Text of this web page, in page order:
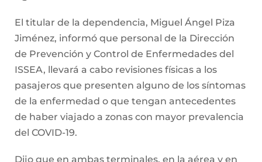
El titular de la dependencia, Miguel Ángel Piza
Jiménez, informó que personal de la Dirección
de Prevención y Control de Enfermedades del
ISSEA, llevará a cabo revisiones físicas a los
pasajeros que presenten alguno de los síntomas
de la enfermedad o que tengan antecedentes
de haber viajado a zonas con mayor prevalencia
del COVID-19.
Dijo que en ambas terminales, en la aérea y en